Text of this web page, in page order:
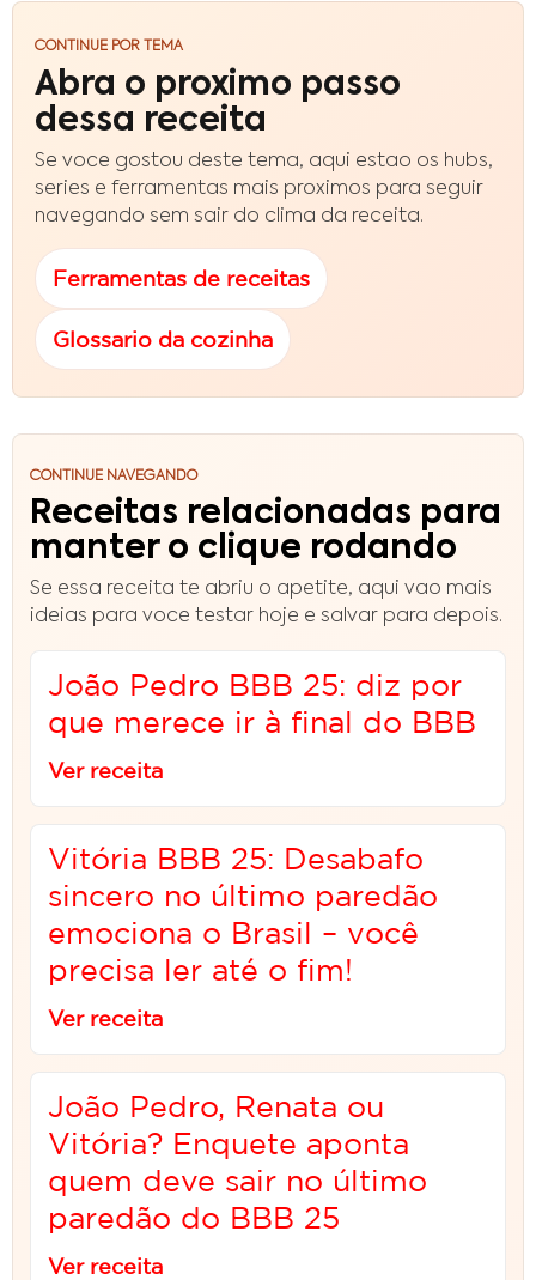
CONTINUE POR TEMA
Abra o proximo passo
dessa receita
Se voce gostou deste tema, aqui estao os hubs,
series e ferramentas mais proximos para seguir
navegando sem sair do clima da receita.
Ferramentas de receitas
Glossario da cozinha
CONTINUE NAVEGANDO
Receitas relacionadas para
manter o clique rodando
Se essa receita te abriu o apetite, aqui vao mais
ideias para voce testar hoje e salvar para depois.
João Pedro BBB 25: diz por
que merece ir à final do BBB
Ver receita
Vitória BBB 25: Desabafo
sincero no último paredão
emociona o Brasil – você
precisa ler até o fim!
Ver receita
João Pedro, Renata ou
Vitória? Enquete aponta
quem deve sair no último
paredão do BBB 25
Ver receita